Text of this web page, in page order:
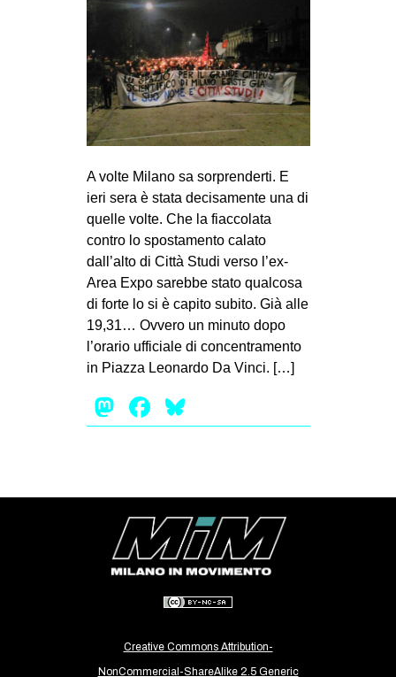
A volte Milano sa sorprenderti. E
ieri sera è stata decisamente una di
quelle volte. Che la fiaccolata
contro lo spostamento calato
dall’alto di Città Studi verso l’ex-
Area Expo sarebbe stato qualcosa
di forte lo si è capito subito. Già alle
19,31… Ovvero un minuto dopo
l’orario ufficiale di concentramento
in Piazza Leonardo Da Vinci. […]
Mastodon
Facebook
Creative Commons Attribution-
NonCommercial-ShareAlike 2.5 Generic